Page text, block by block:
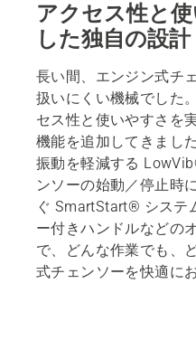
アクセス性と
した独自の設計
長い間、エンジン式チ
扱いにくい機械でした
セス性と使いやすさを
機能を追加してきまし
振動を軽減する
ンソーの始動／停止時
ぐ SmartStart® システ
ー付きハンドルなどの
で、どんな作業でも、
式チェンソーを快適に